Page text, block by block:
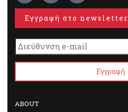
Εγγραφή στο newsletter
ABOUT